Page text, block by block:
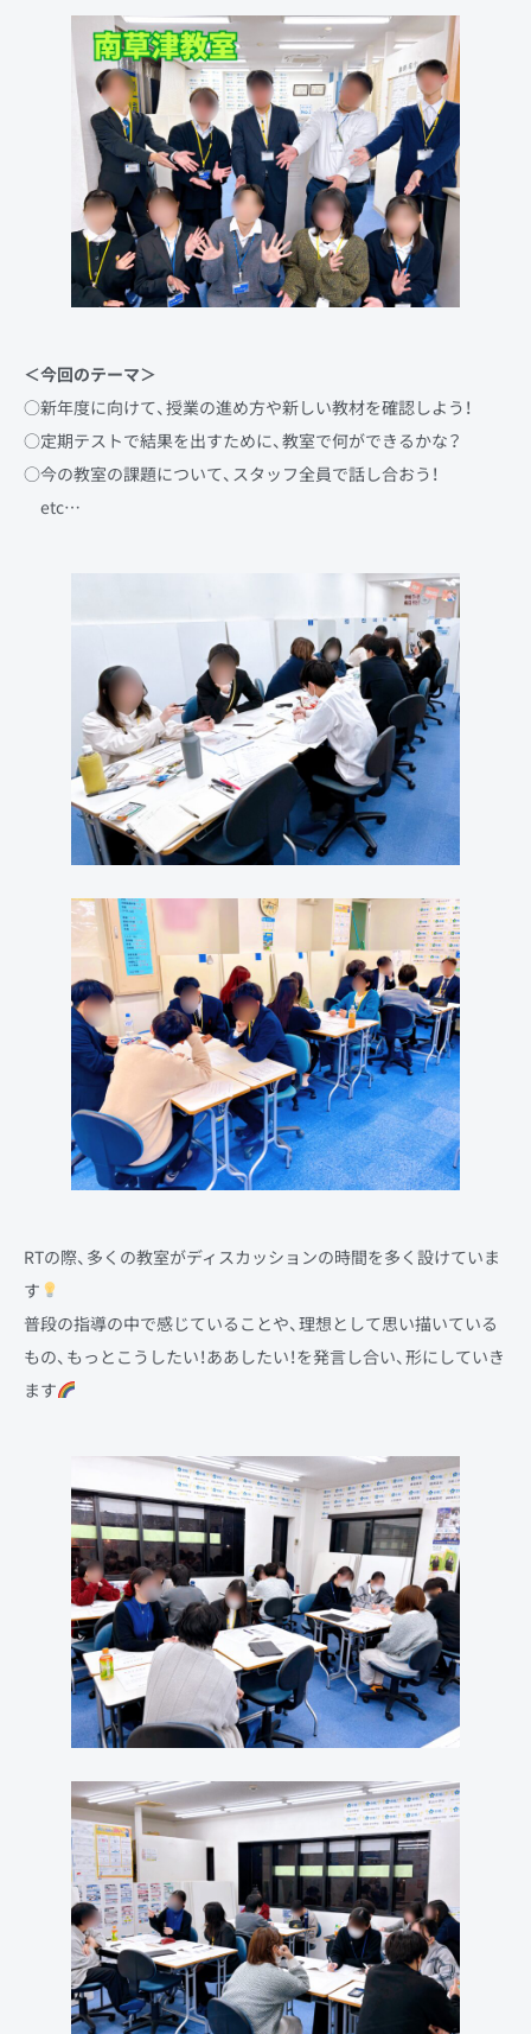
＜今回のテーマ＞
○新年度に向けて、授業の進め方や新しい教材を確認しよう！
○定期テストで結果を出すために、教室で何ができるかな？
○今の教室の課題について、スタッフ全員で話し合おう！
etc…
RTの際、多くの教室がディスカッションの時間を多く設けていま
す
普段の指導の中で感じていることや、理想として思い描いている
もの、もっとこうしたい！ああしたい！を発言し合い、形にしていき
ます